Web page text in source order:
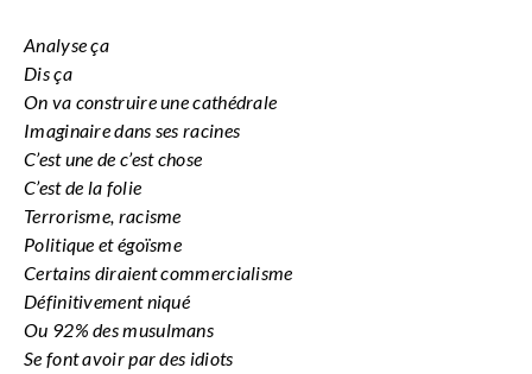
Analyse ça
Dis ça
On va construire une cathédrale
Imaginaire dans ses racines
C’est une de c’est chose
C’est de la folie
Terrorisme, racisme
Politique et égoïsme
Certains diraient commercialisme
Définitivement niqué
Ou 92% des musulmans
Se font avoir par des idiots